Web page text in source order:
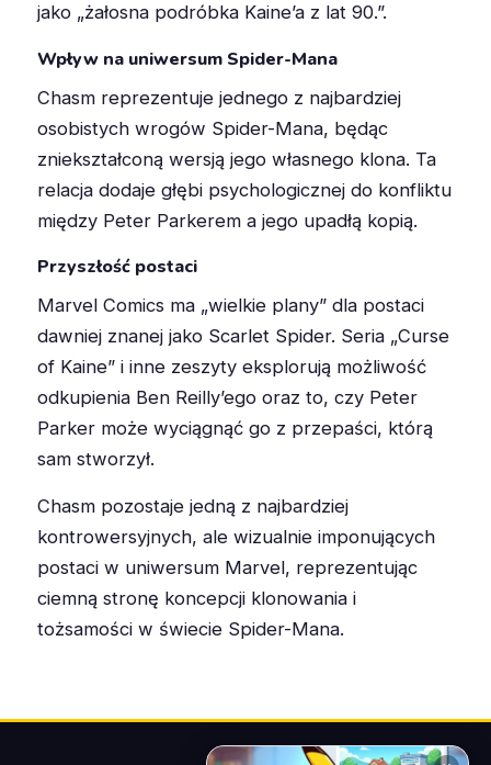
jako „żałosna podróbka Kaine’a z lat 90.”.
Wpływ na uniwersum Spider-Mana
Chasm reprezentuje jednego z najbardziej
osobistych wrogów Spider-Mana, będąc
zniekształconą wersją jego własnego klona. Ta
relacja dodaje głębi psychologicznej do konfliktu
między Peter Parkerem a jego upadłą kopią.
Przyszłość postaci
Marvel Comics ma „wielkie plany” dla postaci
dawniej znanej jako Scarlet Spider. Seria „Curse
of Kaine” i inne zeszyty eksplorują możliwość
odkupienia Ben Reilly’ego oraz to, czy Peter
Parker może wyciągnąć go z przepaści, którą
sam stworzył.
Chasm pozostaje jedną z najbardziej
kontrowersyjnych, ale wizualnie imponujących
postaci w uniwersum Marvel, reprezentując
ciemną stronę koncepcji klonowania i
tożsamości w świecie Spider-Mana.